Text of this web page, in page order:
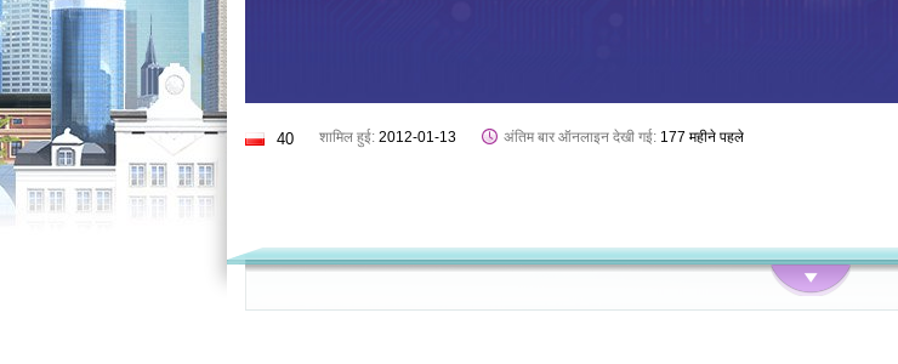
40 शामिल हुई: 2012-01-13 अंतिम बार ऑनलाइन देखी गई: 177 महीने पहले